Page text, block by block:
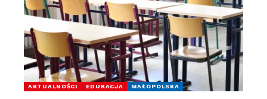
AKTUALNOŚCI EDUKACJA MAŁOPOLSKA